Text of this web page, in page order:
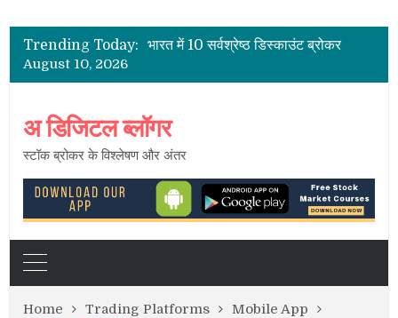
Trending Today:
2021 के लिए भारत में पूर्ण सेवा सर्वश्रेष्ठ शेयर ब्रोकर
भारत में 10 सर्वश्रेष्ठ डिस्काउंट ब्रोकर
भारत में स्टॉक ब्रोकर – सक्रिय ग्राहकों की सूची
August 10, 2026
अ डिजिटल ब्लॉगर
स्टॉक ब्रोकर के विश्लेषण और अंतर
Home Trading Platforms
Mobile App